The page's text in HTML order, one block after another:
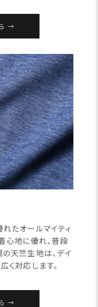
たオールマイティ
心地に優れ、普段
天竺生地は、デイ
く対応します。